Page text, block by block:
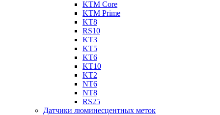
KTM Core
KTM Prime
KT8
RS10
KT3
KT5
KT6
KT10
KT2
NT6
NT8
RS25
Датчики люминесцентных меток